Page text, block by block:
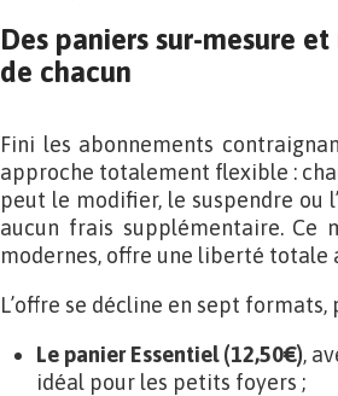
Des paniers sur-mesure
de chacun
Fini les abonnements
approche totalement flexible :
peut le modifier, le suspendre ou
aucun frais supplémentaire. Ce
modernes, offre une liberté totale
L’offre se décline en sept
Le panier Essentiel (12,50€),
idéal pour les petits foyers ;